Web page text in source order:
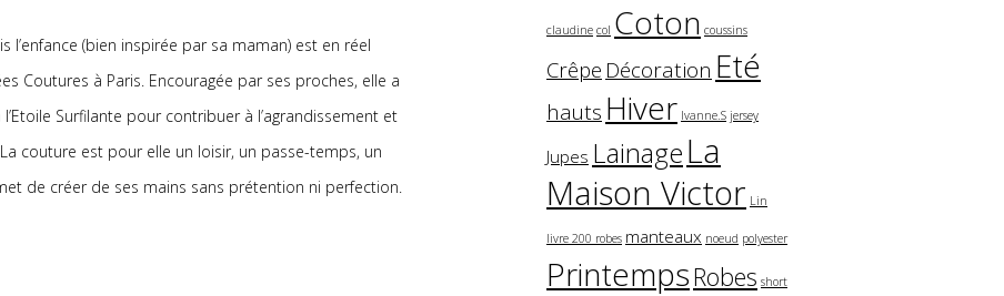
l’enfance (bien inspirée par sa maman) est en réel
Coutures à Paris. Encouragée par ses proches, elle a
Surfilante pour contribuer à l’agrandissement et
couture est pour elle un loisir, un passe-temps, un
de créer de ses mains sans prétention ni perfection.
claudine col Coton coussins
Crêpe Décoration Eté
hauts Hiver Ivanne.S jersey
Jupes LainageLa
Maison Victor Lin
livre 200 robes manteaux noeud polyester
PrintempsRobes short